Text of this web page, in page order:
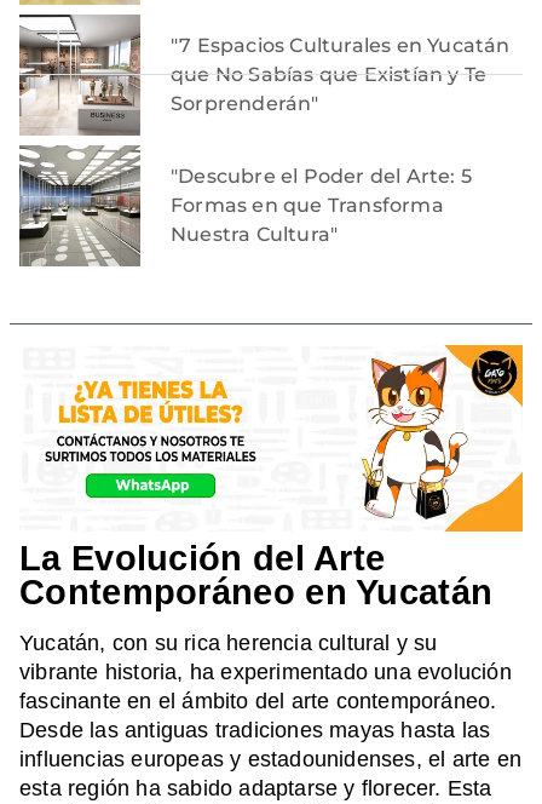
"7 Espacios Culturales en Yucatán
que No Sabías que Existían y Te
Sorprenderán"
"Descubre el Poder del Arte: 5
Formas en que Transforma
Nuestra Cultura"
La Evolución del Arte
Contemporáneo en Yucatán
Yucatán, con su rica herencia cultural y su
vibrante historia, ha experimentado una evolución
fascinante en el ámbito del arte contemporáneo.
Desde las antiguas tradiciones mayas hasta las
influencias europeas y estadounidenses, el arte en
esta región ha sabido adaptarse y florecer. Esta